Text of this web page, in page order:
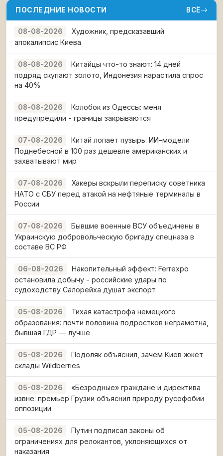
ПОСЛЕДНИЕ НОВОСТИ ВСЁ
08-08-2026
Художник, предсказавший
апокалипсис Киева
08-08-2026
Китайцы что-то знают: 14 дней
подряд скупают золото, Индонезия нарастила спрос
на 40%
08-08-2026
Колобок из Одессы: меня
предупредили - границы закрываются
07-08-2026
Китай лопает пузырь: ИИ-модели
Поднебесной в 100 раз дешевле американских и
захватывают мир
07-08-2026
Хакеры вскрыли переписку советника
НАТО с СБУ перед атакой на нефтяные терминалы в
России
07-08-2026
Бывшие военные ВСУ объединены в
Украинскую добровольческую бригаду спецназа в
составе ВС РФ
06-08-2026
Накопительный эффект: Ferrexpo
остановила добычу - российские удары по
судоходству Салорейха душат экспорт
05-08-2026
Тихая катастрофа немецкого
образования: почти половина подростков неграмотна,
бывшая ГДР — лучше
05-08-2026
Подоляк объяснил, зачем Киев жжёт
склады Wildberries
05-08-2026
«Безродные» граждане и директива
извне: премьер Грузии объяснил природу русофобии
оппозиции
05-08-2026
Путин подписал законы об
ограничениях для релокантов, уклоняющихся от
наказания